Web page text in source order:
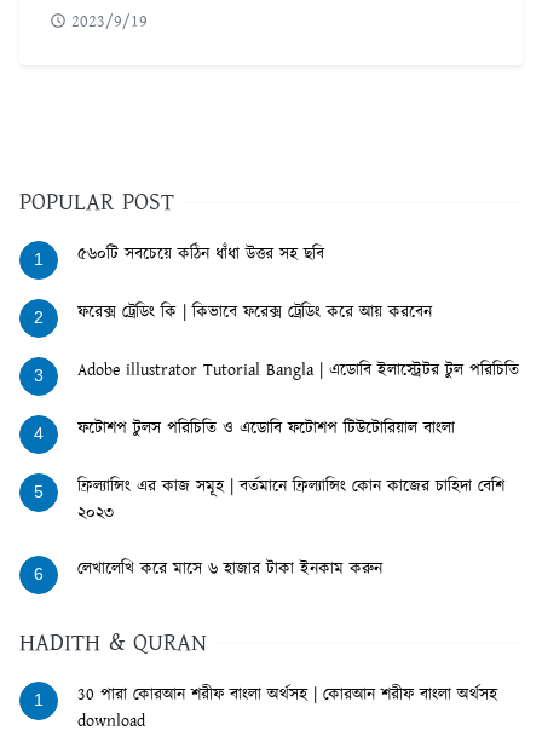
2023/9/19
POPULAR POST
1 ৫৬০টি সবচেয়ে কঠিন ধাঁধা উত্তর সহ ছবি
2 ফরেক্স ট্রেডিং কি | কিভাবে ফরেক্স ট্রেডিং করে আয় করবেন
3 Adobe illustrator Tutorial Bangla | এডোবি ইলাস্ট্রেটর টুল পরিচিতি
4 ফটোশপ টুলস পরিচিতি ও এডোবি ফটোশপ টিউটোরিয়াল বাংলা
5
ফ্রিল্যান্সিং এর কাজ সমূহ | বর্তমানে ফ্রিল্যান্সিং কোন কাজের চাহিদা বেশি
২০২৩
6 লেখালেখি করে মাসে ৬ হাজার টাকা ইনকাম করুন
HADITH & QURAN
1
30 পারা কোরআন শরীফ বাংলা অর্থসহ | কোরআন শরীফ বাংলা অর্থসহ
download